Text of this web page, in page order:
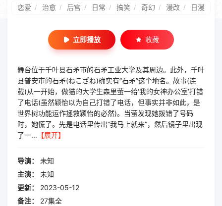
恋爱 / 治愈 / 后宫 / 日常 / 搞笑 / 奇幻 / 漫改 / 日漫
立即播放 收藏
舞台位于千叶县石矛市的石矛工业大学及其周边。此外，千叶
县普安市的石矛(ねこざね)确实有“石矛”这个地名。故事(连
载)从一开始，做猫的大学生森里萤一给‘我的女神办公室’打错
了电话(虽然颖怡以为自己打错了电话，但事实并非如此，是
世界树功能运作拯救颖怡的必然)。当萤发现她拨错了号码
时，她慌了。先是电话里传出“我马上就来”，然后镜子里出现
了一... 【展开】
导演：
未知
主演：
未知
更新：
2023-05-12
备注：
27集全